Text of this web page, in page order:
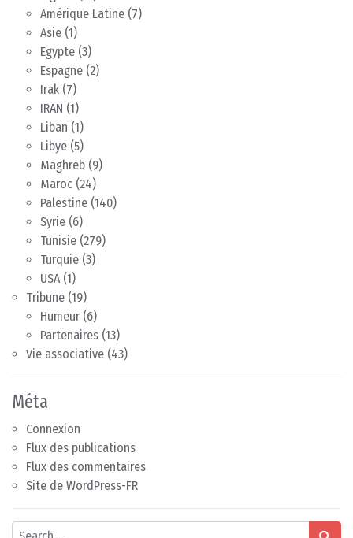
Amérique Latine (7)
Asie (1)
Egypte (3)
Espagne (2)
Irak (7)
IRAN (1)
Liban (1)
Libye (5)
Maghreb (9)
Maroc (24)
Palestine (140)
Syrie (6)
Tunisie (279)
Turquie (3)
USA (1)
Tribune (19)
Humeur (6)
Partenaires (13)
Vie associative (43)
Méta
Connexion
Flux des publications
Flux des commentaires
Site de WordPress-FR
Search